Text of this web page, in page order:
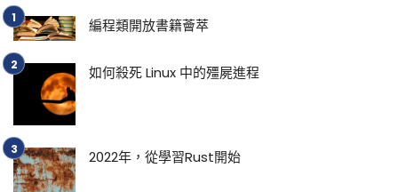
編程類開放書籍薈萃
如何殺死 Linux 中的殭屍進程
2022年，從學習Rust開始